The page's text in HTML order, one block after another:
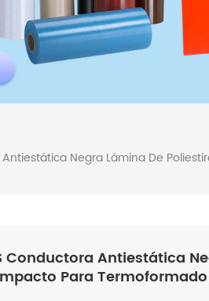
Negra Lámina De
Conductora Antiestática
Para Termoformado